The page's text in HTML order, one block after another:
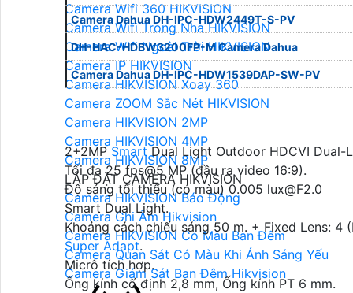
Camera Wifi 360 HIKVISION
Camera Wifi Trong Nhà HIKVISION
Camera Wifi Ngoài Trời HIKVISION
Camera IP HIKVISION
Camera HIKVISION Xoay 360
Camera ZOOM Sắc Nét HIKVISION
Camera HIKVISION 2MP
Camera HIKVISION 4MP
Camera HIKVISION 8MP
LẮP ĐẶT CAMERA HIKVISION
Camera HIKVISION Báo Động
Camera Ghi Âm Hikvision
Camera HIKVISION Có Màu Ban Đêm
Camera Quan Sát Có Màu Khi Ánh Sáng Yếu
Camera Giám Sát Ban Đêm Hikvision
Camera Dahua DH-IPC-HDW2449T-S-PV
DH-HAC-HDBW3200FP-M Camera Dahua
Camera Dahua DH-IPC-HDW1539DAP-SW-PV
2+2MP Smart Dual Light Outdoor HDCVI Dual-
Tối đa 25 fps@5 MP (đầu ra video 16:9).
Độ sáng tối thiểu (có màu) 0.005 lux@F2.0
Smart Dual Light.
Khoảng cách chiếu sáng 50 m. + Fixed Lens:
Super Adapt.
Micrô tích hợp.
Ống kính cố định 2,8 mm, Ống kính PT 6 mm.